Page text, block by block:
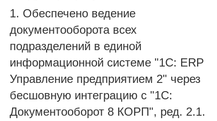
1. Обеспечено ведение
документооборота всех
подразделений в единой
информационной системе "1С: ERP
Управление предприятием 2" через
бесшовную интеграцию с "1С:
Документооборот 8 КОРП", ред. 2.1.